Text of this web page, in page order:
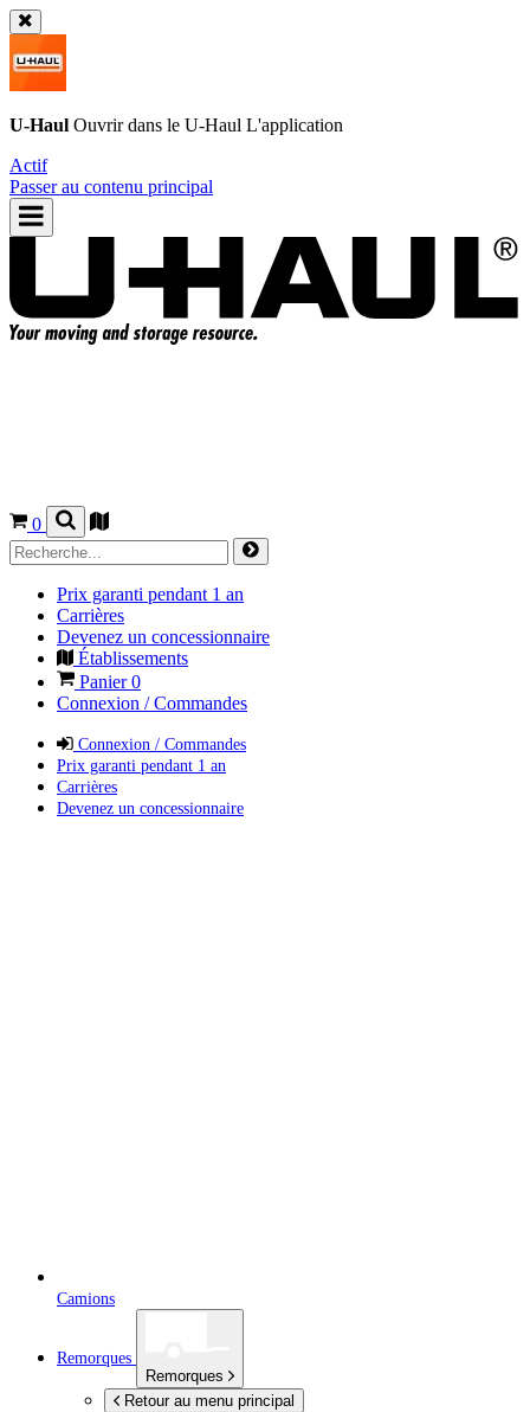
U-Haul Ouvrir dans le U-Haul L'application
Actif
Passer au contenu principal
0
Prix garanti pendant 1 an
Carrières
Devenez un concessionnaire
Établissements
Panier0
Connexion / Commandes
Connexion / Commandes
Prix garanti pendant 1 an
Carrières
Devenez un concessionnaire
Camions
Remorques
Remorques
Retour au menu principal